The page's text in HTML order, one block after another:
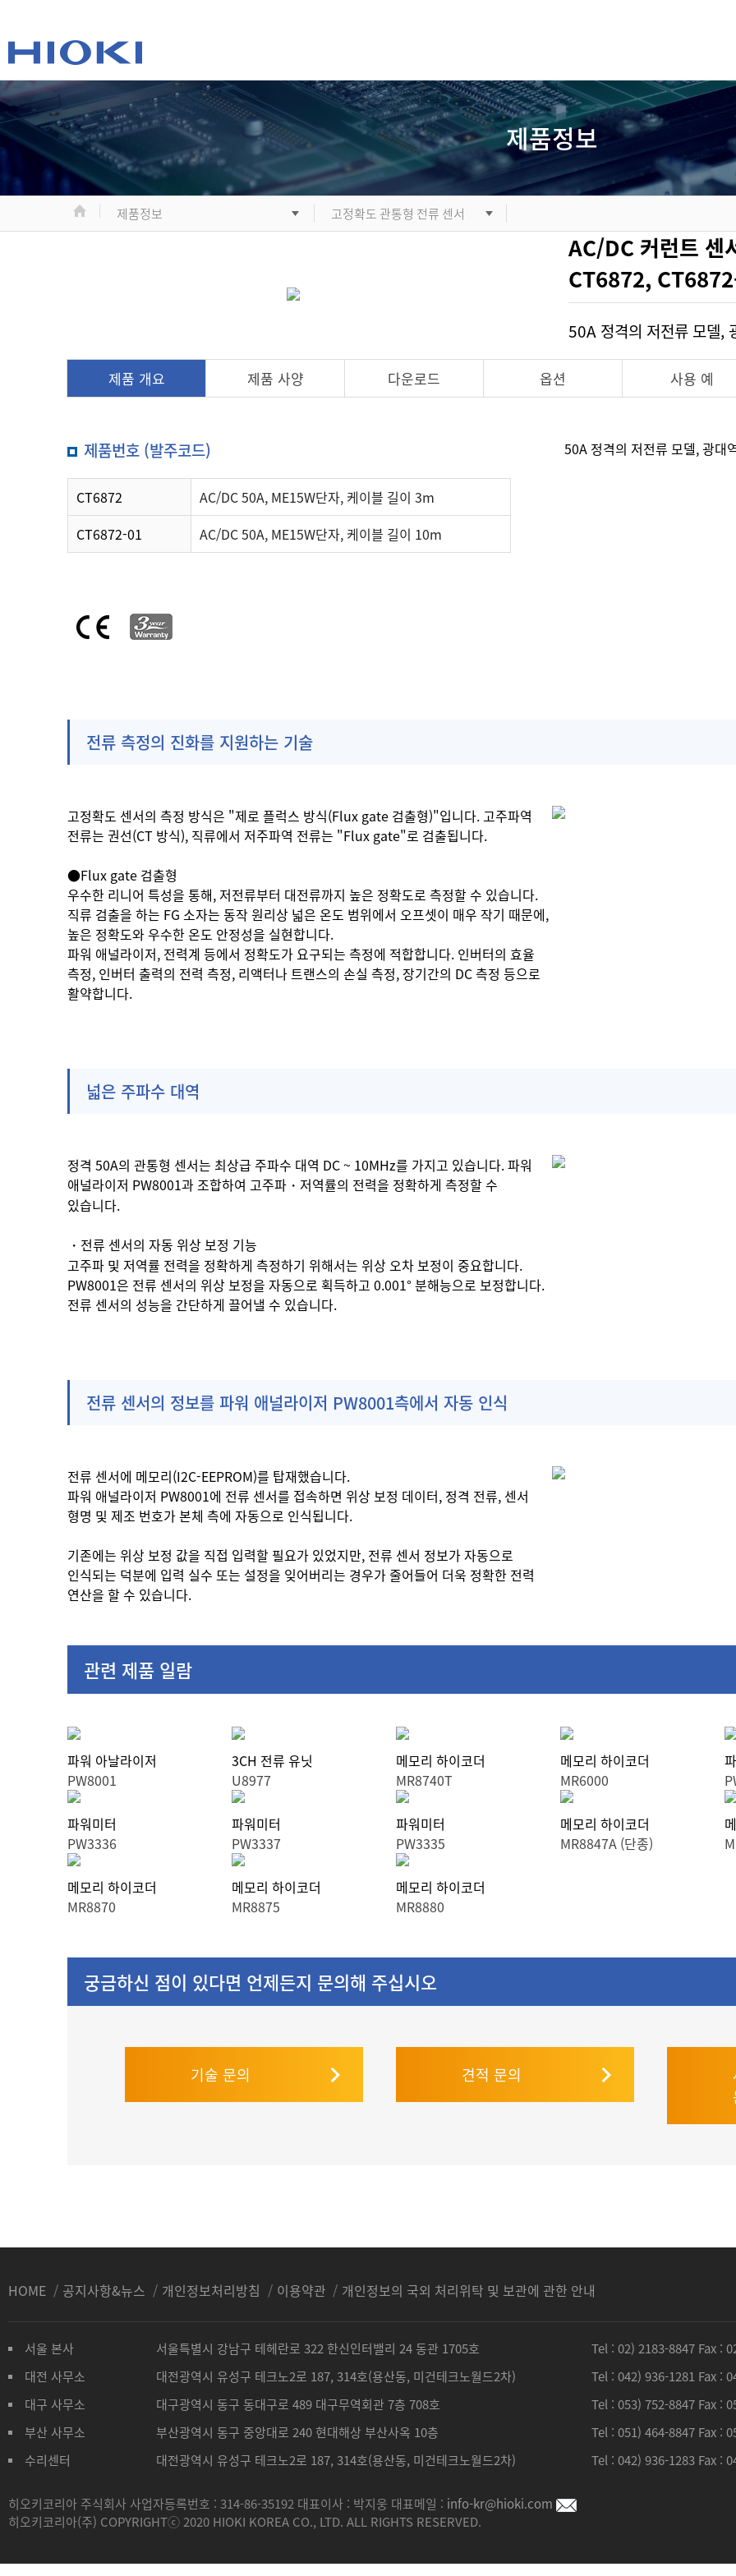
제품정보
제품정보 고정확도 관통형 전류 센서
AC/DC 커런트 센
CT6872,
50A 정격의 저전류 모델,
제품 개요 제품 사양 다운로드 옵션 사용 예
제품번호 (발주코드)
CT6872
AC/DC 50A, ME15W단자, 케이블 길이 3m
CT6872-01
AC/DC 50A, ME15W단자, 케이블 길이 10m
50A 정격의 저전류 모델, 광대
전류 측정의 진화를 지원하는 기술
고정확도 센서의 측정 방식은 "제로 플럭스 방식(Flux gate 검출형)"입니다. 고주파역
전류는 권선(CT 방식), 직류에서 저주파역 전류는 "Flux gate"로 검출됩니다.
●Flux gate 검출형
우수한 리니어 특성을 통해, 저전류부터 대전류까지 높은 정확도로 측정할 수 있습니다.
직류 검출을 하는 FG 소자는 동작 원리상 넓은 온도 범위에서 오프셋이 매우 작기 때문에,
높은 정확도와 우수한 온도 안정성을 실현합니다.
파워 애널라이저, 전력계 등에서 정확도가 요구되는 측정에 적합합니다. 인버터의 효율
측정, 인버터 출력의 전력 측정, 리액터나 트랜스의 손실 측정, 장기간의 DC 측정 등으로
활약합니다.
넓은 주파수 대역
정격 50A의 관통형 센서는 최상급 주파수 대역 DC ~ 10MHz를 가지고 있습니다. 파워
애널라이저 PW8001과 조합하여 고주파・저역률의 전력을 정확하게 측정할 수
있습니다.
・전류 센서의 자동 위상 보정 기능
고주파 및 저역률 전력을 정확하게 측정하기 위해서는 위상 오차 보정이 중요합니다.
PW8001은 전류 센서의 위상 보정을 자동으로 획득하고 0.001° 분해능으로 보정합니다.
전류 센서의 성능을 간단하게 끌어낼 수 있습니다.
전류 센서의 정보를 파워 애널라이저 PW8001측에서 자동 인식
전류 센서에 메모리(I2C-EEPROM)를 탑재했습니다.
파워 애널라이저 PW8001에 전류 센서를 접속하면 위상 보정 데이터, 정격 전류, 센서
형명 및 제조 번호가 본체 측에 자동으로 인식됩니다.
기존에는 위상 보정 값을 직접 입력할 필요가 있었지만, 전류 센서 정보가 자동으로
인식되는 덕분에 입력 실수 또는 설정을 잊어버리는 경우가 줄어들어 더욱 정확한 전력
연산을 할 수 있습니다.
관련 제품 일람
파워 아날라이저
PW8001
3CH 전류 유닛
U8977
메모리 하이코더
MR8740T
메모리 하이코더
MR6000
파워미터
PW3336
파워미터
PW3337
파워미터
PW3335
메모리 하이코더
MR8847A (단종)
메모리 하이코더
MR8870
메모리 하이코더
MR8875
메모리 하이코더
MR8880
궁금하신 점이 있다면 언제든지 문의해 주십시오
기술 문의 견적 문의
HOME / 공지사항&뉴스 / 개인정보처리방침 / 이용약관 / 개인정보의 국외 처리위탁 및 보관에 관한 안내
서울 본사 서울특별시 강남구 테헤란로 322 한신인터밸리 24 동관 1705호
Tel : 02) 2183-8847 Fax :
대전 사무소
대전광역시 유성구 테크노2로 187, 314호(용산동, 미건테크노월드2차)
Tel : 042) 936-1281 Fax :
대구 사무소
대구광역시 동구 동대구로 489 대구무역회관 7층 708호
Tel : 053) 752-8847 Fax :
부산 사무소
부산광역시 동구 중앙대로 240 현대해상 부산사옥 10층
Tel : 051) 464-8847 Fax :
수리센터
대전광역시 유성구 테크노2로 187, 314호(용산동, 미건테크노월드2차) Tel : 042) 936-1283 Fax :
히오키코리아 주식회사 사업자등록번호 : 314-86-35192 대표이사 : 박지웅 대표메일 : info-kr@hioki.com
히오키코리아(주) COPYRIGHTⓒ 2020 HIOKI KOREA CO., LTD. ALL RIGHTS RESERVED.